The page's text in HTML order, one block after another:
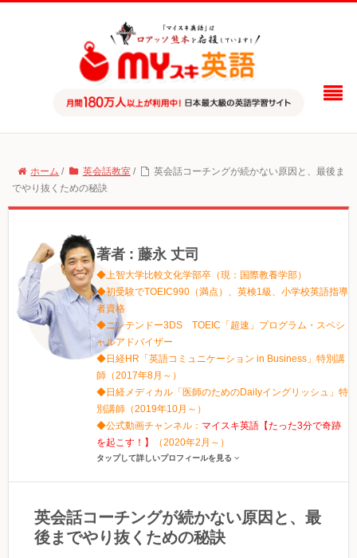
ホーム / 英会話教室 /
英会話コーチングが続かない原因と、最後ま
でやり抜くための秘訣
著者 : 藤永 丈司
◆上智大学比較文化学部卒（現：国際教養学部）
◆初受験でTOEIC990（満点）、英検1級、小学校英語指導
者資格
◆ニンテンドー3DS TOEIC「超速」プログラム・スペシ
ャルアドバイザー
◆日経HR「英語コミュニケーション in Business」特別講
師（2017年8月～）
◆日経メディカル「医師のためのDailyイングリッシュ」特
別講師（2019年10月～）
◆公式動画チャンネル： マイスキ英語【たった3分で奇跡
を起こす！】
（2020年2月～）
タップして詳しいプロフィールを見る
英会話コーチングが続かない原因と、最
後までやり抜くための秘訣